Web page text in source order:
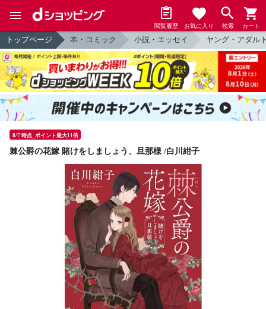
閲覧履歴 お気に入り 検索 カート
トップページ 本・コミック 小説・エッセイ ヤング・アダル
8/7 時点_ポイント最大11倍
棘公爵の花嫁 賭けをしましょう、旦那様 /白川紺子